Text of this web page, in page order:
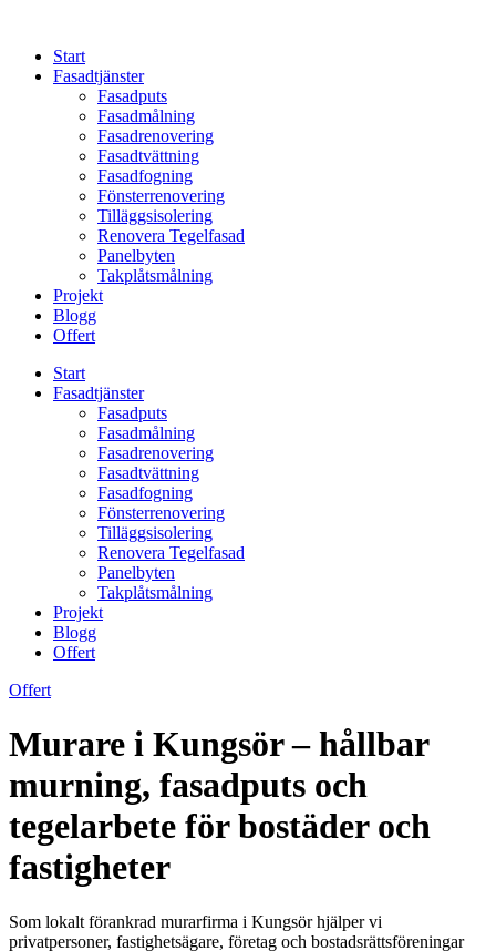
contentStart
Fasadtjänster
Fasadputs
Fasadmålning
Fasadrenovering
Fasadtvättning
Fasadfogning
Fönsterrenovering
Tilläggsisolering
Renovera Tegelfasad
Panelbyten
Takplåtsmålning
Projekt
Blogg
Offert
Start
Fasadtjänster
Fasadputs
Fasadmålning
Fasadrenovering
Fasadtvättning
Fasadfogning
Fönsterrenovering
Tilläggsisolering
Renovera Tegelfasad
Panelbyten
Takplåtsmålning
Projekt
Blogg
Offert
Offert
Murare i Kungsör – hållbar
murning, fasadputs och
tegelarbete för bostäder och
fastigheter
Som lokalt förankrad murarfirma i Kungsör hjälper vi
privatpersoner, fastighetsägare, företag och bostadsrättsföreningar